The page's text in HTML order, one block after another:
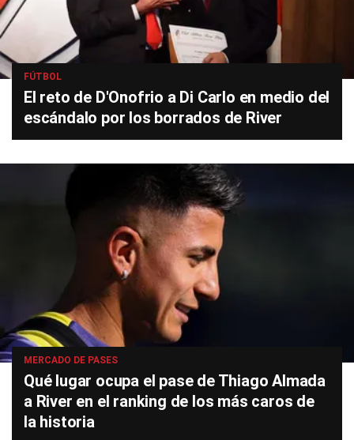
FÚTBOL
El reto de D'Onofrio a Di Carlo en medio del
escándalo por los borrados de River
MERCADO DE PASES
Qué lugar ocupa el pase de Thiago Almada
a River en el ranking de los más caros de
la historia